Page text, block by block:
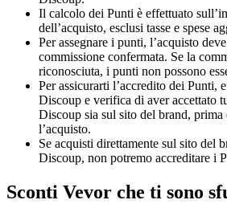
Il calcolo dei Punti è effettuato
dell’acquisto, esclusi tasse e spese
Per assegnare i punti, l’acquisto
commissione confermata. Se la
riconosciuta, i punti non possono
Per assicurarti l’accredito dei Punti,
Discoup e verifica di aver accettato
Discoup sia sul sito del brand, prima
l’acquisto.
Se acquisti direttamente sul sito del
Discoup, non potremo accreditare i
Sconti Vevor che ti sono